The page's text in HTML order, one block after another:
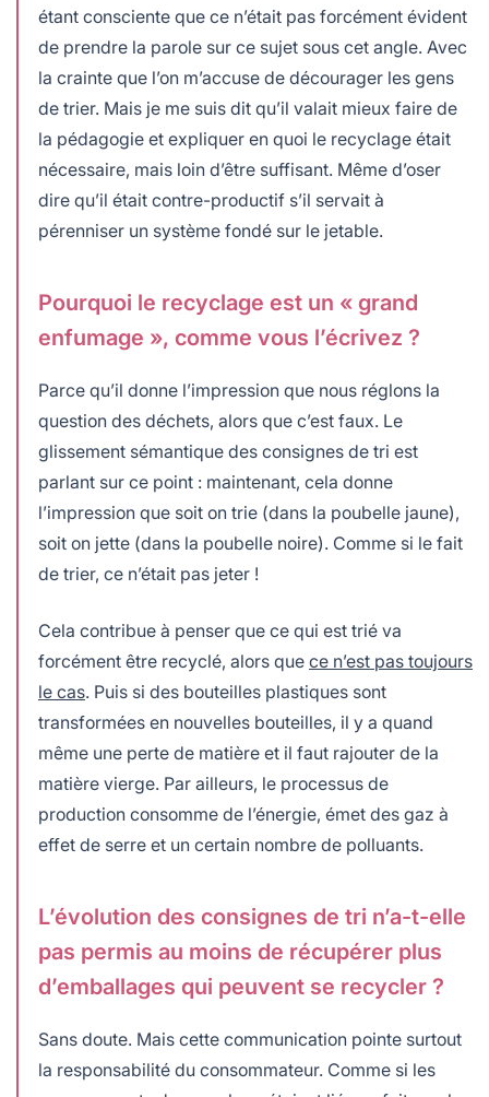
étant consciente que ce n’était pas forcément évident
de prendre la parole sur ce sujet sous cet angle. Avec
la crainte que l’on m’accuse de décourager les gens
de trier. Mais je me suis dit qu’il valait mieux faire de
la pédagogie et expliquer en quoi le recyclage était
nécessaire, mais loin d’être suffisant. Même d’oser
dire qu’il était contre-productif s’il servait à
pérenniser un système fondé sur le jetable.
Pourquoi le recyclage est un « grand
enfumage », comme vous l’écrivez ?
Parce qu’il donne l’impression que nous réglons la
question des déchets, alors que c’est faux. Le
glissement sémantique des consignes de tri est
parlant sur ce point : maintenant, cela donne
l’impression que soit on trie (dans la poubelle jaune),
soit on jette (dans la poubelle noire). Comme si le fait
de trier, ce n’était pas jeter !
Cela contribue à penser que ce qui est trié va
forcément être recyclé, alors que ce n’est pas toujours
le cas. Puis si des bouteilles plastiques sont
transformées en nouvelles bouteilles, il y a quand
même une perte de matière et il faut rajouter de la
matière vierge. Par ailleurs, le processus de
production consomme de l’énergie, émet des gaz à
effet de serre et un certain nombre de polluants.
L’évolution des consignes de tri n’a-t-elle
pas permis au moins de récupérer plus
d’emballages qui peuvent se recycler ?
Sans doute. Mais cette communication pointe surtout
la responsabilité du consommateur. Comme si les